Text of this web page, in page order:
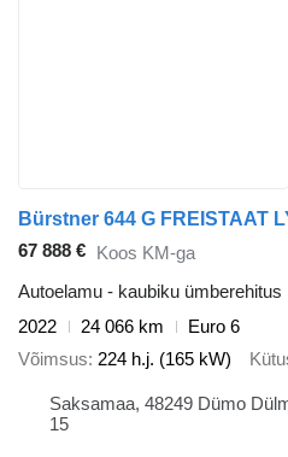
Bürstner 644 G FREISTAAT
67 888 € Koos KM-ga
Autoelamu - kaubiku ümberehitus
2022
24 066 km
Euro 6
Võimsus 224 h.j. (165 kW)
Saksamaa, 48249 Dümo Dülmen (Hiddingsel) Graskamp
15